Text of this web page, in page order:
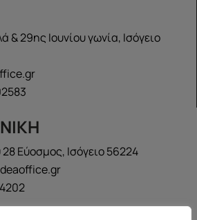
& 29ης Ιουνίου γωνία, Ισόγειο
Εύοσμος, Ισόγειο 56224